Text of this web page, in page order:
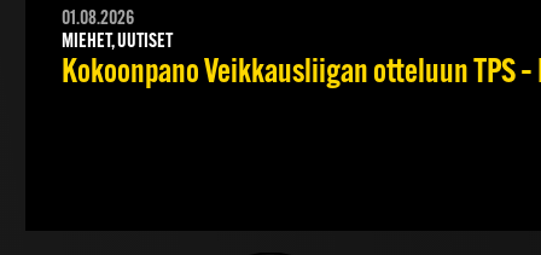
01.08.2026
MIEHET, UUTISET
Kokoonpano Veikkausliigan otteluun TPS